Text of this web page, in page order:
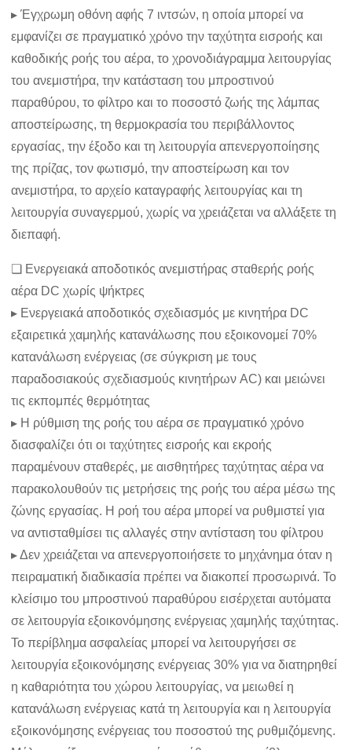
▸ Έγχρωμη οθόνη αφής 7 ιντσών, η οποία μπορεί να
εμφανίζει σε πραγματικό χρόνο την ταχύτητα εισροής και
καθοδικής ροής του αέρα, το χρονοδιάγραμμα λειτουργίας
του ανεμιστήρα, την κατάσταση του μπροστινού
παραθύρου, το φίλτρο και το ποσοστό ζωής της λάμπας
αποστείρωσης, τη θερμοκρασία του περιβάλλοντος
εργασίας, την έξοδο και τη λειτουργία απενεργοποίησης
της πρίζας, τον φωτισμό, την αποστείρωση και τον
ανεμιστήρα, το αρχείο καταγραφής λειτουργίας και τη
λειτουργία συναγερμού, χωρίς να χρειάζεται να αλλάξετε τη
διεπαφή.
❏ Ενεργειακά αποδοτικός ανεμιστήρας σταθερής ροής
αέρα DC χωρίς ψήκτρες
▸ Ενεργειακά αποδοτικός σχεδιασμός με κινητήρα DC
εξαιρετικά χαμηλής κατανάλωσης που εξοικονομεί 70%
κατανάλωση ενέργειας (σε σύγκριση με τους
παραδοσιακούς σχεδιασμούς κινητήρων AC) και μειώνει
τις εκπομπές θερμότητας
▸ Η ρύθμιση της ροής του αέρα σε πραγματικό χρόνο
διασφαλίζει ότι οι ταχύτητες εισροής και εκροής
παραμένουν σταθερές, με αισθητήρες ταχύτητας αέρα να
παρακολουθούν τις μετρήσεις της ροής του αέρα μέσω της
ζώνης εργασίας. Η ροή του αέρα μπορεί να ρυθμιστεί για
να αντισταθμίσει τις αλλαγές στην αντίσταση του φίλτρου
▸ Δεν χρειάζεται να απενεργοποιήσετε το μηχάνημα όταν η
πειραματική διαδικασία πρέπει να διακοπεί προσωρινά. Το
κλείσιμο του μπροστινού παραθύρου εισέρχεται αυτόματα
σε λειτουργία εξοικονόμησης ενέργειας χαμηλής ταχύτητας.
Το περίβλημα ασφαλείας μπορεί να λειτουργήσει σε
λειτουργία εξοικονόμησης ενέργειας 30% για να διατηρηθεί
η καθαριότητα του χώρου λειτουργίας, να μειωθεί η
κατανάλωση ενέργειας κατά τη λειτουργία και η λειτουργία
εξοικονόμησης ενέργειας του ποσοστού της ρυθμιζόμενης.